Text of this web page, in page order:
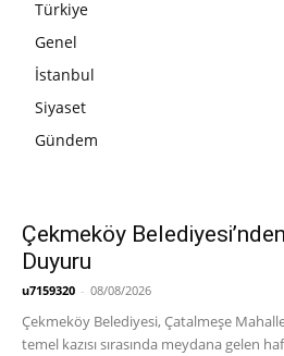
Türkiye
Genel
İstanbul
Siyaset
Gündem
Çekmeköy
Duyuru
u7159320 - 08/08/2026
Çekmeköy Belediyesi, Çatalmeşe
temel kazısı sırasında meydana gelen